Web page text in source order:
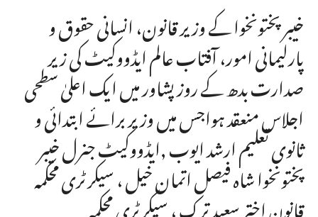
خیبر پختونخوا کے وزیر قانون، انسانی حقوق و
پارلیمانی امور، آفتاب عالم ایڈووکیٹ کی زیر
صدارت بدھ کے روز پشاور میں ایک اعلیٰ سطحی
اجلاس منعقد ہواجس میں وزیر برائے ابتدائی و
ثانوی تعلیم ارشد ایوب ,ایڈووکیٹ جنرل خیبر
پختونخوا شاہ فیصل اتمان خیل ، سیکرٹری محکمہ
قانون اختر سعید ترک ، سیکرٹری محکمہ